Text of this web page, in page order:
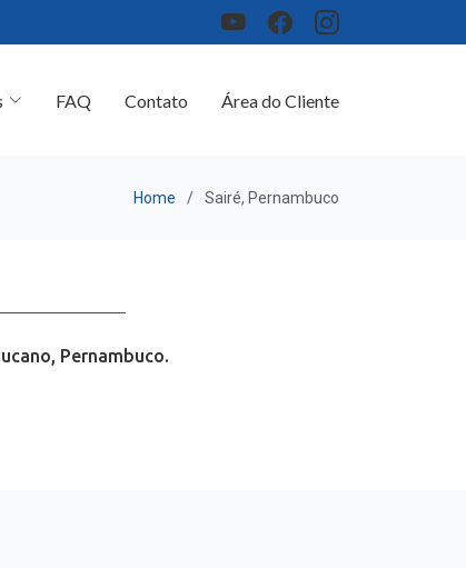
FAQ Contato Área do Cliente
Home Sairé, Pernambuco
Pernambuco.